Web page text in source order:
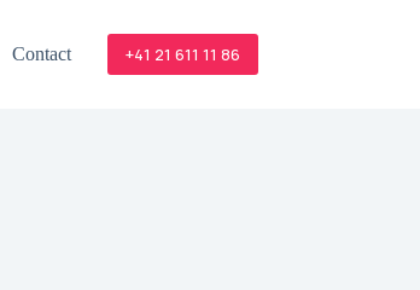
Contact +41 21 611 11 86